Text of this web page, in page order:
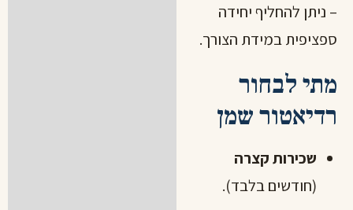
– ניתן להחליף יחידה
ספציפית במידת הצורך.
מתי לבחור
רדיאטור שמן
שכירות קצרה
(חודשים בלבד).